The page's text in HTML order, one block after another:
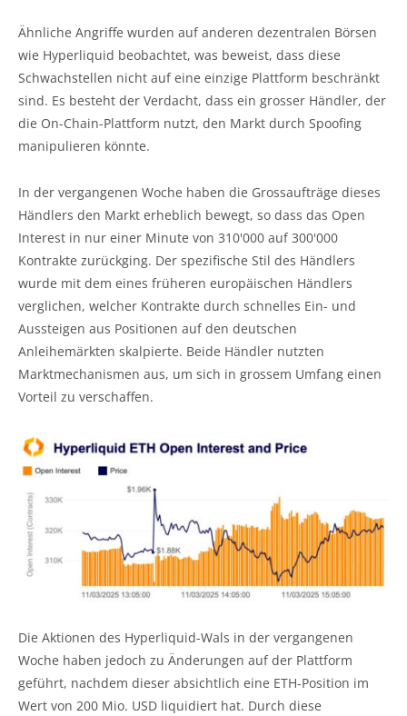
Ähnliche Angriffe wurden auf anderen dezentralen Börsen
wie Hyperliquid beobachtet, was beweist, dass diese
Schwachstellen nicht auf eine einzige Plattform beschränkt
sind. Es besteht der Verdacht, dass ein grosser Händler, der
die On-Chain-Plattform nutzt, den Markt durch Spoofing
manipulieren könnte.
In der vergangenen Woche haben die Grossaufträge dieses
Händlers den Markt erheblich bewegt, so dass das Open
Interest in nur einer Minute von 310'000 auf 300'000
Kontrakte zurückging. Der spezifische Stil des Händlers
wurde mit dem eines früheren europäischen Händlers
verglichen, welcher Kontrakte durch schnelles Ein- und
Aussteigen aus Positionen auf den deutschen
Anleihemärkten skalpierte. Beide Händler nutzten
Marktmechanismen aus, um sich in grossem Umfang einen
Vorteil zu verschaffen.
Die Aktionen des Hyperliquid-Wals in der vergangenen
Woche haben jedoch zu Änderungen auf der Plattform
geführt, nachdem dieser absichtlich eine ETH-Position im
Wert von 200 Mio. USD liquidiert hat. Durch diese